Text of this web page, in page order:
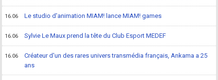
16.06 Le studio d'animation MIAM! lance MIAM! games
16.06 Sylvie Le Maux prend la tête du Club Esport MEDEF
16.06
Créateur d'un des rares univers transmédia français, Ankama a 25
ans